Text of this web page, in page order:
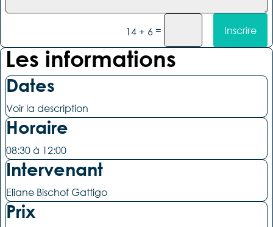
14 + 6= Inscrire
Les informations
Dates
Voir la description
Horaire
08:30 à 12:00
Intervenant
Eliane Bischof Gattigo
Prix